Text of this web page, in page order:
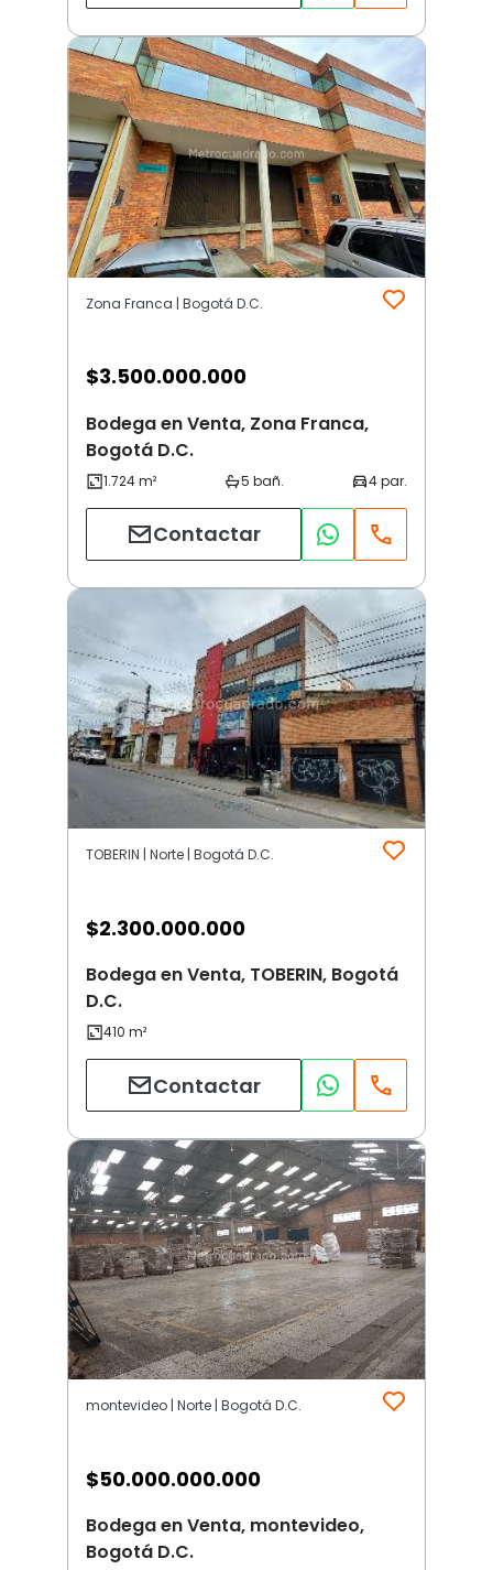
Zona Franca | Bogotá D.C.
$3.500.000.000
Bodega en Venta, Zona Franca,
Bogotá D.C.
Contactar
TOBERIN | Norte | Bogotá D.C.
$2.300.000.000
Bodega en Venta, TOBERIN, Bogotá
D.C.
Contactar
montevideo | Norte | Bogotá D.C.
$50.000.000.000
Bodega en Venta, montevideo,
Bogotá D.C.